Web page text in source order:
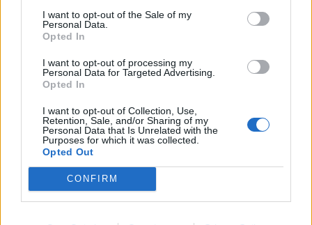
I want to opt-out of the Sale of my
Personal Data.
Opted In
I want to opt-out of processing my
Personal Data for Targeted Advertising.
Opted In
I want to opt-out of Collection, Use,
Retention, Sale, and/or Sharing of my
Personal Data that Is Unrelated with the
Purposes for which it was collected.
Opted Out
CONFIRM
Γερμανία: Τουλάχιστον 25 τραυματίες, οι επτά σοβαρά,
20:06
Ζ. Κωνσταντοπούλου για πυρκαγιές: Αυτό που συμβαίνει
δεν είναι ατύχημα αλλά έγκλημα συνεχιζόμενο
19:56
Σε κλίμα οδύνης το ύστατο χαίρε στον Αριστοτέλη